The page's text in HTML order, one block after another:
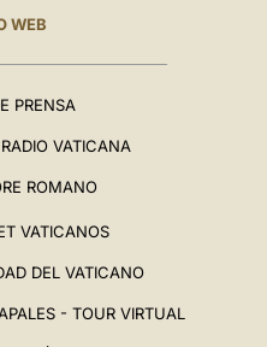
WEB
PRENSA
VATICANA
ROMANO
VATICANOS
DEL VATICANO
- TOUR VIRTUAL